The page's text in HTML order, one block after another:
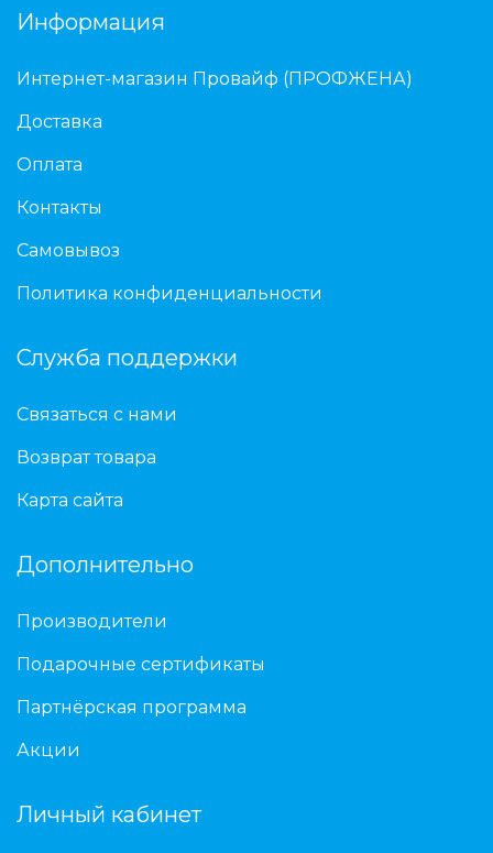
Информация
Интернет-магазин Провайф (ПРОФЖЕНА)
Доставка
Оплата
Контакты
Самовывоз
Политика конфиденциальности
Служба поддержки
Связаться с нами
Возврат товара
Карта сайта
Дополнительно
Производители
Подарочные сертификаты
Партнёрская программа
Акции
Личный кабинет